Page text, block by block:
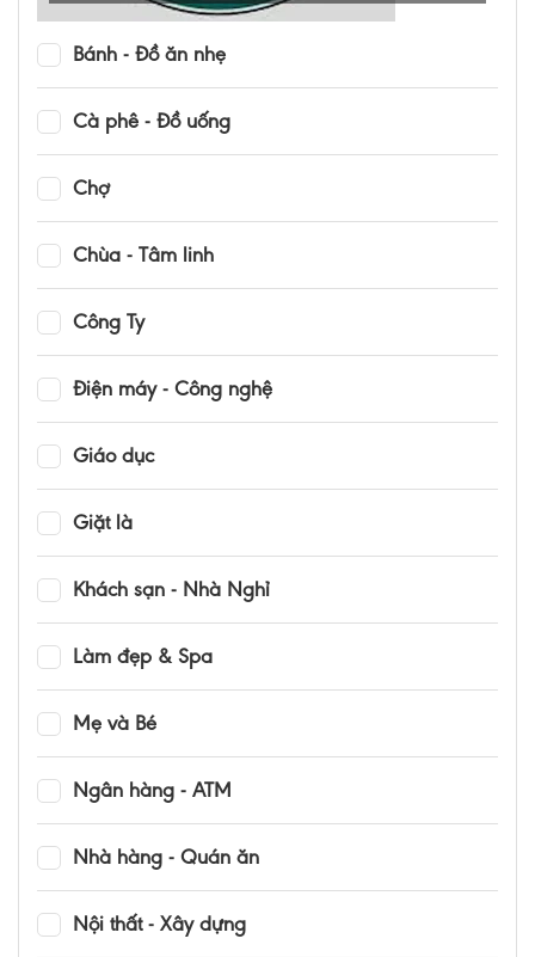
Bánh - Đồ ăn nhẹ
Cà phê - Đồ uống
Chợ
Chùa - Tâm linh
Công Ty
Điện máy - Công nghệ
Giáo dục
Giặt là
Khách sạn - Nhà Nghỉ
Làm đẹp & Spa
Mẹ và Bé
Ngân hàng - ATM
Nhà hàng - Quán ăn
Nội thất - Xây dựng